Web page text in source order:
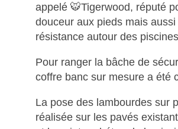
appelé 🐯Tigerwood, réputé
douceur aux pieds mais aussi
résistance autour des
Pour ranger la bâche de
coffre banc sur mesure a été
La pose des lambourdes sur
réalisée sur les pavés